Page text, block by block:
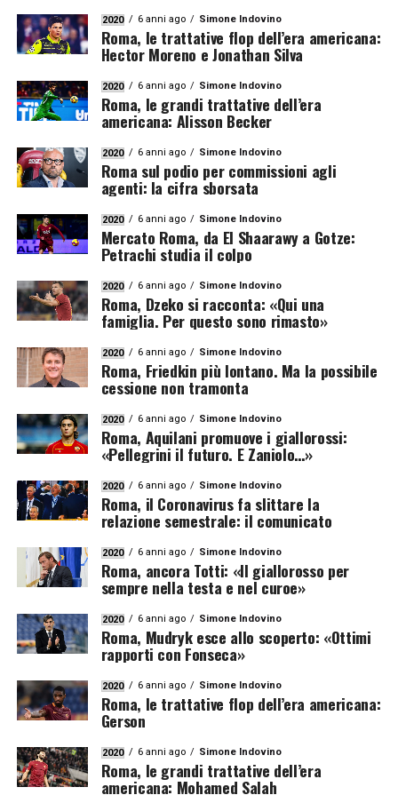
2020 6 anni ago Simone Indovino
Roma, le trattative flop dell’era americana:
Hector Moreno e Jonathan Silva
2020 6 anni ago Simone Indovino
Roma, le grandi trattative dell’era
americana: Alisson Becker
2020 6 anni ago Simone Indovino
Roma sul podio per commissioni agli
agenti: la cifra sborsata
2020 6 anni ago Simone Indovino
Mercato Roma, da El Shaarawy a Gotze:
Petrachi studia il colpo
2020 6 anni ago Simone Indovino
Roma, Dzeko si racconta: «Qui una
famiglia. Per questo sono rimasto»
2020 6 anni ago Simone Indovino
Roma, Friedkin più lontano. Ma la possibile
cessione non tramonta
2020 6 anni ago Simone Indovino
Roma, Aquilani promuove i giallorossi:
«Pellegrini il futuro. E Zaniolo…»
2020 6 anni ago Simone Indovino
Roma, il Coronavirus fa slittare la
relazione semestrale: il comunicato
2020 6 anni ago Simone Indovino
Roma, ancora Totti: «Il giallorosso per
sempre nella testa e nel curoe»
2020 6 anni ago Simone Indovino
Roma, Mudryk esce allo scoperto: «Ottimi
rapporti con Fonseca»
2020 6 anni ago Simone Indovino
Roma, le trattative flop dell’era americana:
Gerson
2020 6 anni ago Simone Indovino
Roma, le grandi trattative dell’era
americana: Mohamed Salah